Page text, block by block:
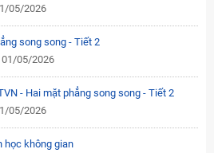
05/2026
song song - Tiết 2
01/05/2026
- Hai mặt phẳng song song - Tiết 2
05/2026
học không gian